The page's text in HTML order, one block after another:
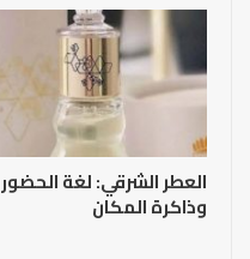
العطر الشرقي: لغة الحضور
وذاكرة المكان